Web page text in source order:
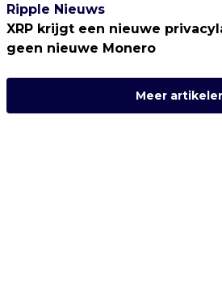
Ripple Nieuws
XRP krijgt een nieuwe
geen nieuwe Monero
Meer